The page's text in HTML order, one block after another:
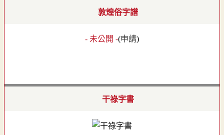
敦煌俗字譜
- 未公開 -(申請)
干祿字書